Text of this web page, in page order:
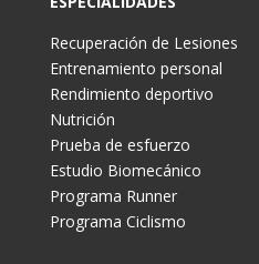
Recuperación de Lesiones
Entrenamiento personal
Rendimiento deportivo
Nutrición
Prueba de esfuerzo
Estudio Biomecánico
Programa Runner
Programa Ciclismo